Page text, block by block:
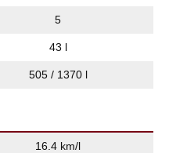
5
43 l
505 / 1370 l
16.4 km/l